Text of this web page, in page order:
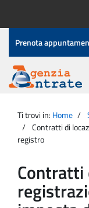
contenuto
Menu
di
servizio
Prenota
Agenzia
Entrate
principale
Ti trovi in: Home
Contratti di
registro
Contratti